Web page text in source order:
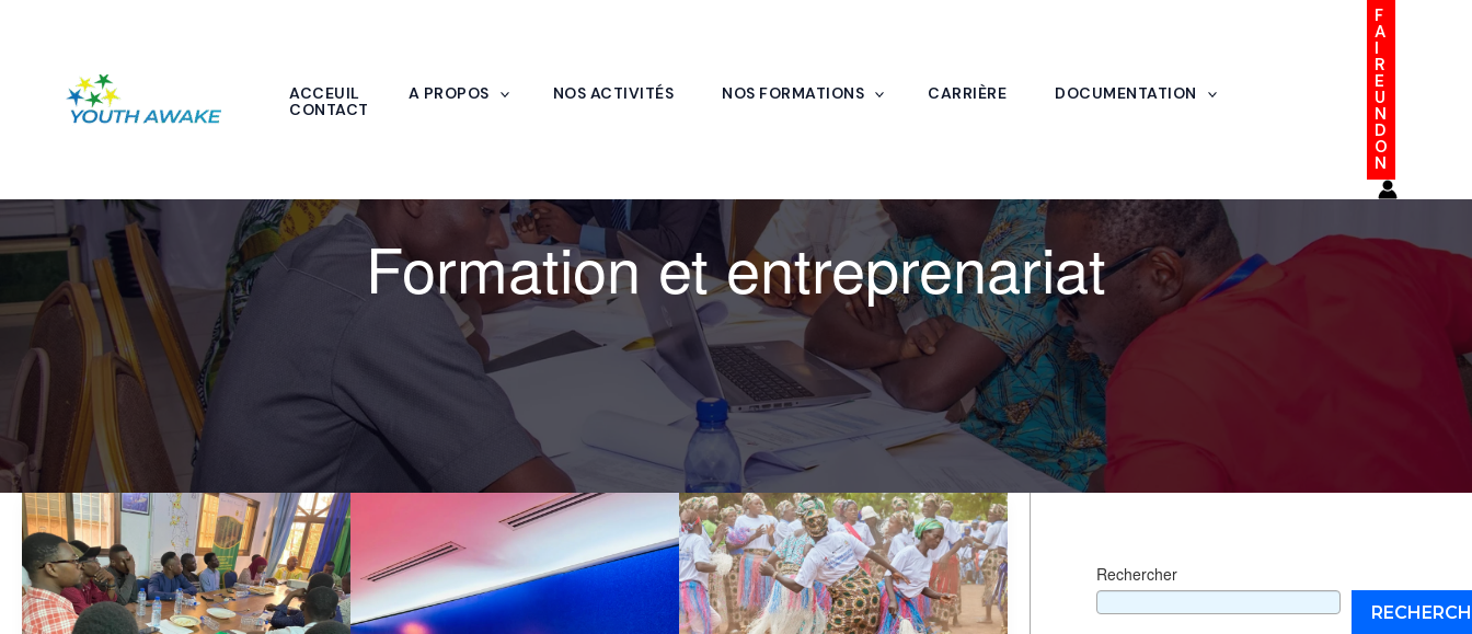
ACCEUIL A PROPOS NOS ACTIVITÉS NOS FORMATIONS CARRIÈRE
DOCUMENTATION
CONTACT
F
A
I
R
E
U
N
D
O
N
Formation et entreprenariat
YOUTH
AWAKE
organise
une
table
ronde
Exécutif
de
YOUTH
AWAKE
TOURNÉE
NATIONALE
DU
FESTIVAL
CULTUREL
INTERCLUB
Rechercher